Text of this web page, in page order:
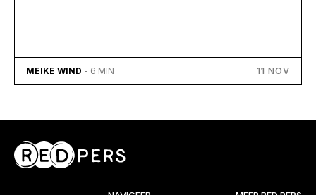
MEIKE WIND - 6 MIN 11 NOV